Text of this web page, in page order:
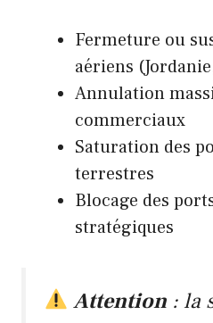
Fermeture ou
aériens
Annulation
commerciaux
Saturation des
terrestres
Blocage des
stratégiques
Attention : la